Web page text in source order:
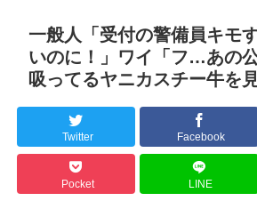
一般人「受付の警備員キモ
いのに！」ワイ「フ…あの
吸ってるヤニカスチー牛を
Twitter Facebook
Pocket LINE